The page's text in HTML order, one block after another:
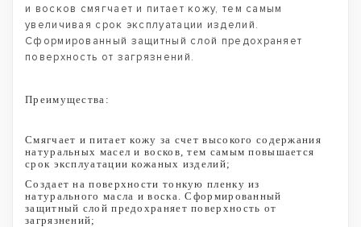
и восков смягчает и питает кожу, тем самым
увеличивая срок эксплуатации изделий.
Сформированный защитный слой предохраняет
поверхность от загрязнений.
Преимущества:
Смягчает и питает кожу за счет высокого содержания
натуральных масел и восков, тем самым повышается
срок эксплуатации кожаных изделий;
Создает на поверхности тонкую пленку из
натурального масла и воска. Сформированный
защитный слой предохраняет поверхность от
загрязнений;